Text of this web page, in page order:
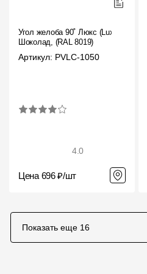
Угол желоба 90˚ Люкс (Lux)
Шоколад, (RAL 8019)
Артикул: PVLC-1050
4.0
Цена 696 ₽/шт
Показать еще 16